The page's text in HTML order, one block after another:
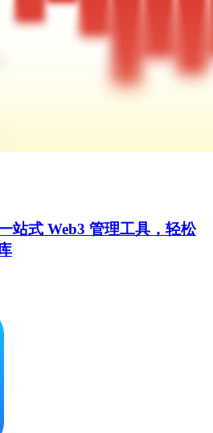
站式 Web3 管理工具，轻松